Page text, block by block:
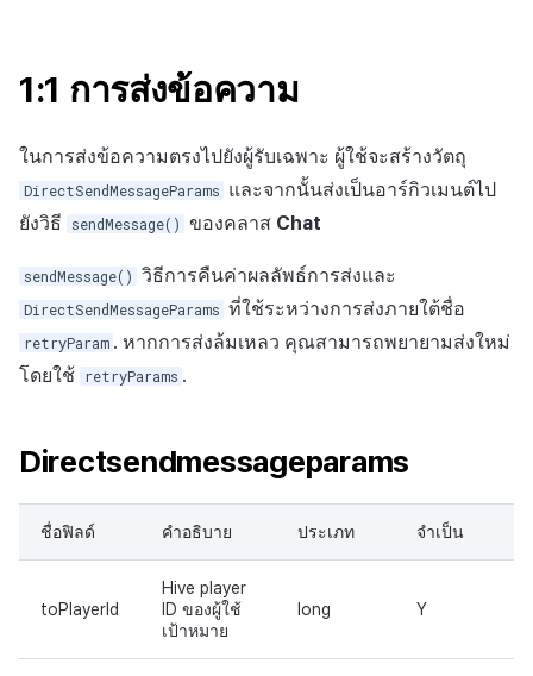
1:1 การส่งข้อความ
ในการส่งข้อความตรงไปยังผู้รับเฉพาะ ผู้ใช้จะสร้างวัตถุ
DirectSendMessageParams และจากนั้นส่งเป็นอาร์กิวเมนต์ไป
ยังวิธี
sendMessage() ของคลาส Chat
sendMessage() วิธีการคืนค่าผลลัพธ์การส่งและ
DirectSendMessageParams ที่ใช้ระหว่างการส่งภายใต้ชื่อ
retryParam . หากการส่งล้มเหลว คุณสามารถพยายามส่งใหม่
โดยใช้
retryParams .
Directsendmessageparams
ชื่อฟิลด์ คำอธิบาย ประเภท จำเป็น
toPlayerId
Hive player
ID ของผู้ใช้
เป้าหมาย
long Y